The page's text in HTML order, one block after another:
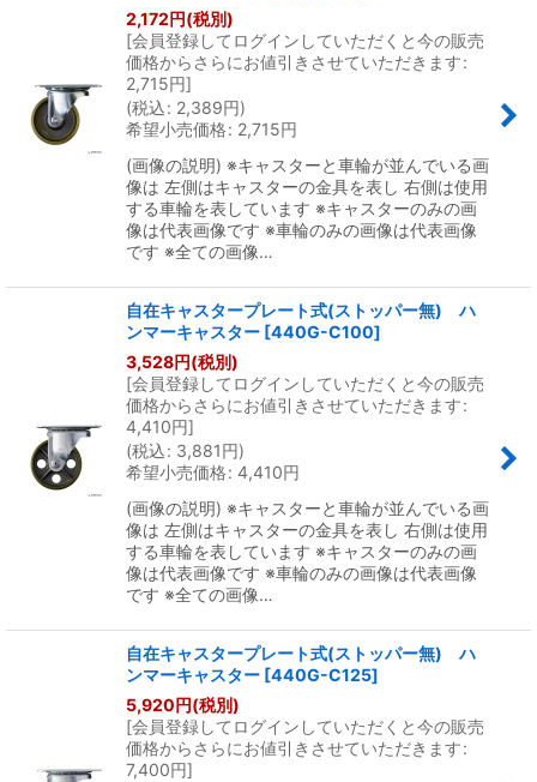
2,172円(税別)
[会員登録してログインしていただくと今の販売
価格からさらにお値引きさせていただきます:
2,715円]
(税込: 2,389円)
希望小売価格: 2,715円
(画像の説明) ※キャスターと車輪が並んでいる画
像は 左側はキャスターの金具を表し 右側は使用
する車輪を表しています ※キャスターのみの画
像は代表画像です ※車輪のみの画像は代表画像
です ※全ての画像…
自在キャスタープレート式(ストッパー無) ハ
ンマーキャスター [440G-C100]
3,528円(税別)
[会員登録してログインしていただくと今の販売
価格からさらにお値引きさせていただきます:
4,410円]
(税込: 3,881円)
希望小売価格: 4,410円
(画像の説明) ※キャスターと車輪が並んでいる画
像は 左側はキャスターの金具を表し 右側は使用
する車輪を表しています ※キャスターのみの画
像は代表画像です ※車輪のみの画像は代表画像
です ※全ての画像…
自在キャスタープレート式(ストッパー無) ハ
ンマーキャスター [440G-C125]
5,920円(税別)
[会員登録してログインしていただくと今の販売
価格からさらにお値引きさせていただきます:
7,400円]